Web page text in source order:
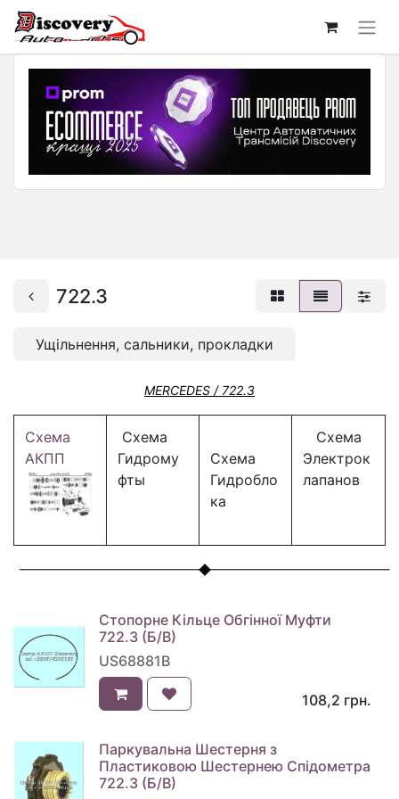
722.3
Ущільнення, сальники, прокладки
MERCEDES / 722.3
Схема
АКПП
Схема
Гидрому
фты
Схема
Гидробло
ка
Схема
Электрок
лапанов
Стопорне Кільце Обгінної Муфти
722.3 (Б/В)
US68881B
108,2 грн.
Паркувальна Шестерня з
Пластиковою Шестернею Спідометра
722.3 (Б/В)